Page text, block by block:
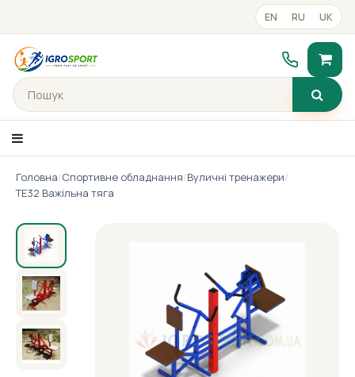
EN RU UK
Каталог товарiв
Портфоліо
Готові рішення
Прайс-лист
Контакти
Головна/Спортивне обладнання/Вуличні тренажери/
ТЕ32 Важільна тяга